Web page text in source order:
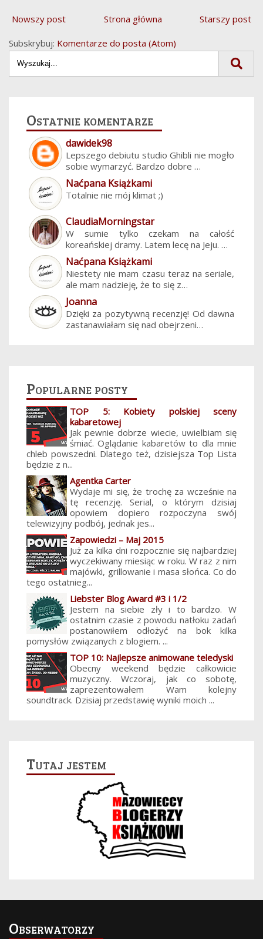
Nowszy post Starszy post
Strona główna
Subskrybuj: Komentarze do posta (Atom)
Ostatnie komentarze
dawidek98
Lepszego debiutu studio Ghibli nie mogło
sobie wymarzyć. Bardzo dobre …
Naćpana Książkami
Totalnie nie mój klimat ;)
ClaudiaMorningstar
W sumie tylko czekam na całość
koreańskiej dramy. Latem lecę na Jeju. …
Naćpana Książkami
Niestety nie mam czasu teraz na seriale,
ale mam nadzieję, że to się z…
Joanna
Dzięki za pozytywną recenzję! Od dawna
zastanawiałam się nad obejrzeni…
Popularne posty
TOP 5: Kobiety polskiej sceny
kabaretowej
Jak pewnie dobrze wiecie, uwielbiam się
śmiać. Oglądanie kabaretów to dla mnie
chleb powszedni. Dlatego też, dzisiejsza Top Lista
będzie z n...
Agentka Carter
Wydaje mi się, że trochę za wcześnie na
tę recenzję. Serial, o którym dzisiaj
opowiem dopiero rozpoczyna swój
telewizyjny podbój, jednak jes...
Zapowiedzi – Maj 2015
Już za kilka dni rozpocznie się najbardziej
wyczekiwany miesiąc w roku. W raz z nim
majówki, grillowanie i masa słońca. Co do
tego ostatnieg...
Liebster Blog Award #3 i 1/2
Jestem na siebie zły i to bardzo. W
ostatnim czasie z powodu natłoku zadań
postanowiłem odłożyć na bok kilka
pomysłów związanych z blogiem. ...
TOP 10: Najlepsze animowane teledyski
Obecny weekend będzie całkowicie
muzyczny. Wczoraj, jak co sobotę,
zaprezentowałem Wam kolejny
soundtrack. Dzisiaj przedstawię wyniki moich ...
Tutaj jestem
Obserwatorzy